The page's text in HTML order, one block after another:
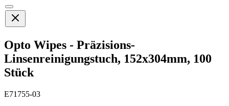
Opto Wipes - Präzisions-
Linsenreinigungstuch, 152x304mm, 100
Stück
E71755-03